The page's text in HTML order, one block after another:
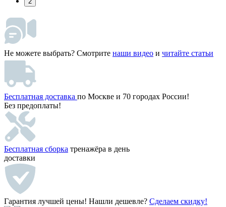
Не можете выбрать? Смотрите наши видео и читайте статьи
Бесплатная доставка по Москве и 70 городах России!
Без предоплаты!
Бесплатная сборка тренажёра в день
доставки
Гарантия лучшей цены! Нашли дешевле? Сделаем скидку!